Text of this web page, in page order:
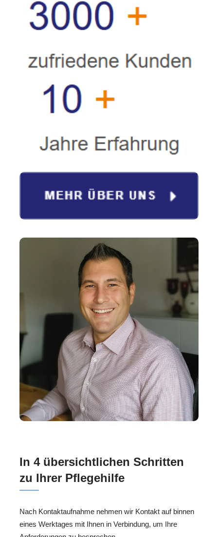
In 4 übersichtlichen Schritten
zu Ihrer Pflegehilfe
Nach Kontaktaufnahme nehmen wir Kontakt auf binnen
eines Werktages mit Ihnen in Verbindung, um Ihre